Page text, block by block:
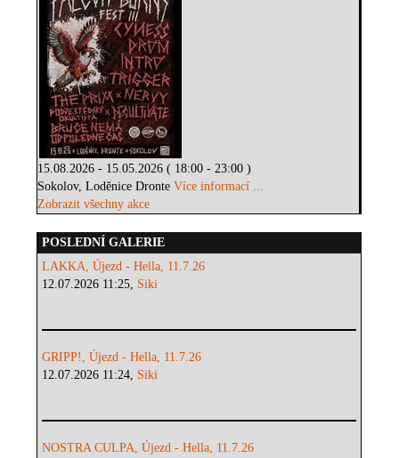
15.08.2026 - 15.05.2026 ( 18:00 - 23:00 )
Sokolov, Loděnice DronteVíce informací ...
Zobrazit všechny akce
POSLEDNÍ GALERIE
LAKKA, Újezd - Hella, 11.7.26
12.07.2026 11:25, Siki
GRIPP!, Újezd - Hella, 11.7.26
12.07.2026 11:24, Siki
NOSTRA CULPA, Újezd - Hella, 11.7.26